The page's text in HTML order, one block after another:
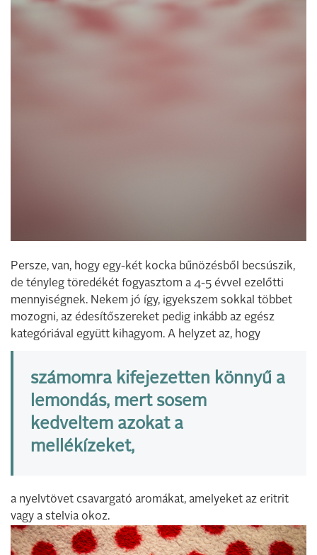
Persze, van, hogy egy-két kocka bűnözésből becsúszik,
de tényleg töredékét fogyasztom a 4-5 évvel ezelőtti
mennyiségnek. Nekem jó így, igyekszem sokkal többet
mozogni, az édesítőszereket pedig inkább az egész
kategóriával együtt kihagyom. A helyzet az, hogy
számomra kifejezetten könnyű a
lemondás, mert sosem
kedveltem azokat a
mellékízeket,
a nyelvtövet csavargató aromákat, amelyeket az eritrit
vagy a stelvia okoz.